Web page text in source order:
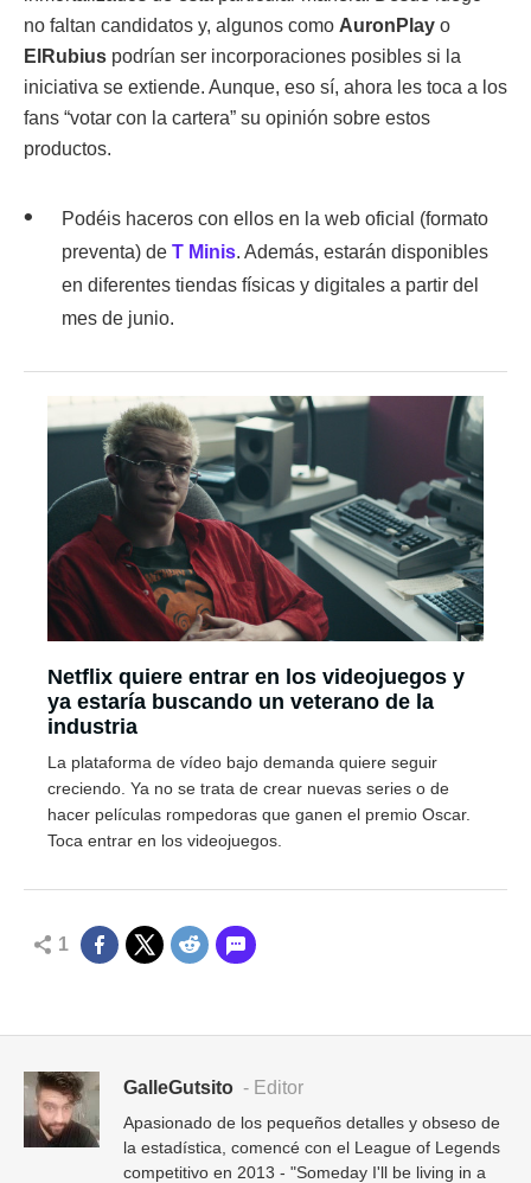
no faltan candidatos y, algunos como AuronPlay o
ElRubius podrían ser incorporaciones posibles si la
iniciativa se extiende. Aunque, eso sí, ahora les toca a los
fans “votar con la cartera” su opinión sobre estos
productos.
Podéis haceros con ellos en la web oficial (formato
preventa) de T Minis. Además, estarán disponibles
en diferentes tiendas físicas y digitales a partir del
mes de junio.
Netflix quiere entrar en los videojuegos y
ya estaría buscando un veterano de la
industria
La plataforma de vídeo bajo demanda quiere seguir
creciendo. Ya no se trata de crear nuevas series o de
hacer películas rompedoras que ganen el premio Oscar.
Toca entrar en los videojuegos.
1
GalleGutsito - Editor
Apasionado de los pequeños detalles y obseso de
la estadística, comencé con el League of Legends
competitivo en 2013 - "Someday I'll be living in a